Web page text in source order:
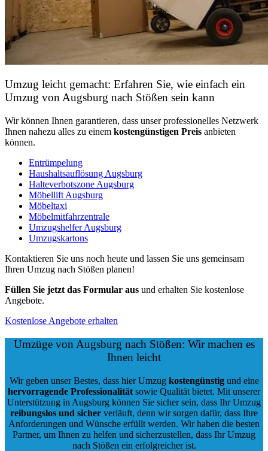
Umzug leicht gemacht: Erfahren Sie, wie einfach ein
Umzug von Augsburg nach Stößen sein kann
Wir können Ihnen garantieren, dass unser professionelles Netzwerk
Ihnen nahezu alles zu einem kostengünstigen Preis anbieten
können.
Entrümpelung
Haushaltsauflösung Augsburg
Halteverbotszone Augsburg
Möbellift Augsburg
Möbeltaxi
Möbelmitfahrzentrale
Umzugshelfer Augsburg
Umzugskartons
Kontaktieren Sie uns noch heute und lassen Sie uns gemeinsam
Ihren Umzug nach Stößen planen!
Füllen Sie jetzt das Formular aus und erhalten Sie kostenlose
Angebote.
Kostenlose Angebote erhalten
Umzüge von Augsburg nach Stößen: Wir machen es
Ihnen leicht
Wir geben unser Bestes, dass hier Umzug kostengünstigund eine
hervorragende Professionalität sowie Qualität bietet. Mit unserer
Unterstützung in Augsburg können Sie sicher sein, dass Ihr Umzug
reibungslos und sicher verläuft, denn wir sorgen dafür, dass Ihre
Anforderungen und Wünsche erfüllt werden. Wir haben die besten
Partner, um Ihnen zu helfen und sicherzustellen, dass Ihr Umzug
nach Stößen ein erfolgreicher ist.